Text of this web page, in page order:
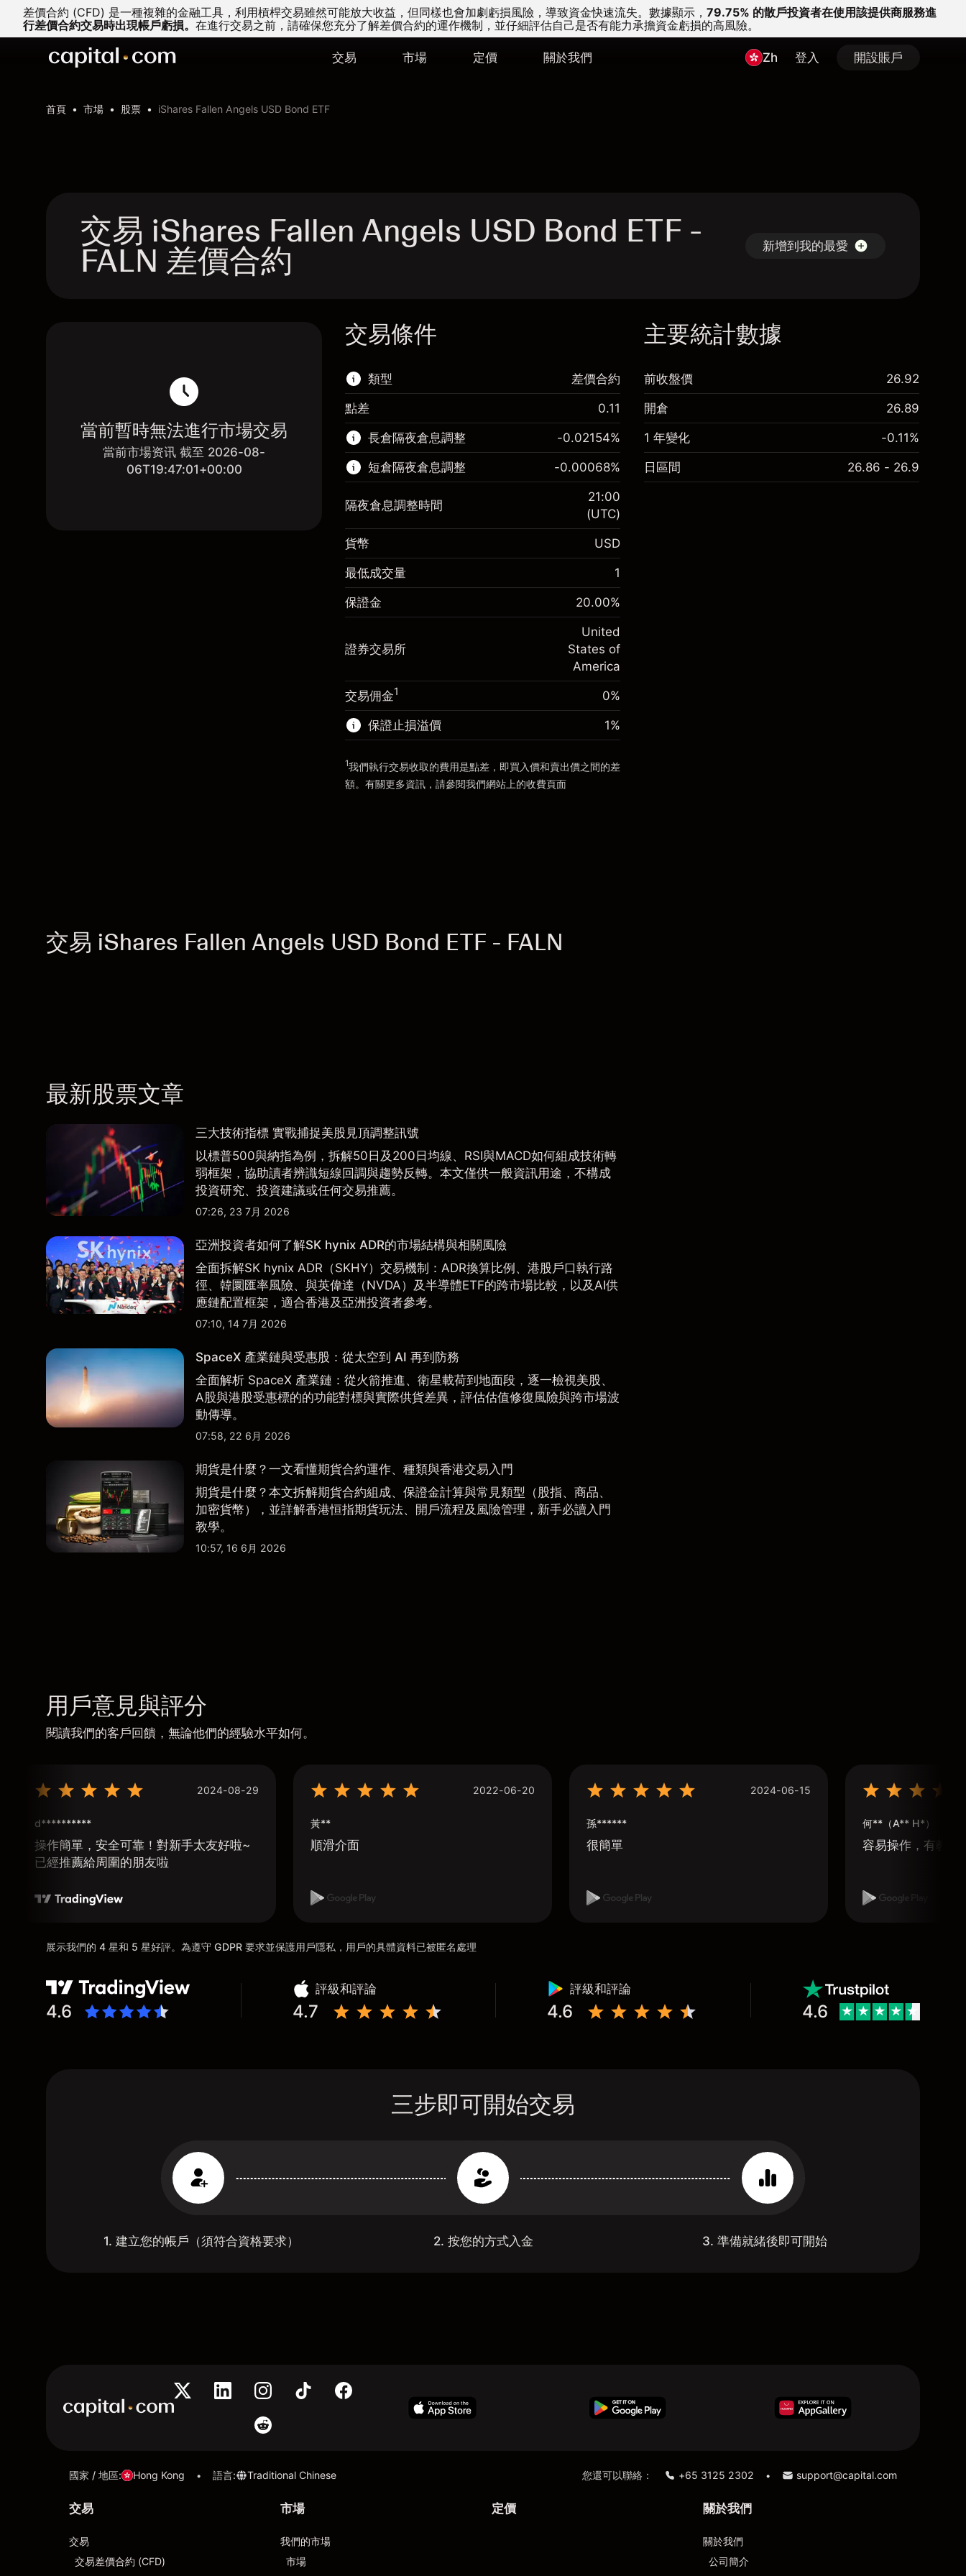
差價合約 (CFD) 是一種複雜的金融工具，利用槓桿交易雖然可能放大收益，但同樣也會加劇虧損風險，導致資金快速流失。 數據顯示， 79.75% 的散戶投資者在使用該提供商服務進
行差價合約交易時出現帳戶虧損。 在進行交易之前，請確保您充分了解差價合約的運作機制，並仔細評估自己是否有能力承擔資金虧損的高風險。
交易 市場 定價 關於我們 Zh 登入 開設賬戶
首頁 市場 股票 iShares Fallen Angels USD Bond ETF
交易 iShares Fallen Angels USD Bond ETF -
FALN 差價合約 新增到我的最愛
當前暫時無法進行市場交易
當前市場资讯 截至 2026-08-
06T19:47:01+00:00
交易條件
類型
該金融市場可進行差價合約交易。
了解更多：
差價合約
差價合約
點差 0.11
長倉隔夜倉息調整
$1,000.00
隔夜倉息
來自頭寸全值的費用
-0.02154
(-$1.08)
來自杠杆的資金 - 美元（大約值）
$4,000.00
前往平台
-0.02154%
短倉隔夜倉息調整
保證金。您的投資 $1,000.00
來自頭寸全值的費用
-0.000682
(-$0.03)
使用杠杆的交易規模（大約值）
$5,000.00
$4,000.00
前往平台
-0.00068%
隔夜倉息調整時間
21:00
(UTC)
貨幣 USD
最低成交量 1
保證金 20.00%
證券交易所
United
States of
America
交易佣金1 0%
保證止損溢價
「服務費用」
1%
1我們執行交易收取的費用是點差，即買入價和賣出價之間的差
額。有關更多資訊，請參閱我們網站上的收費頁面
主要統計數據
前收盤價 26.92
開倉 26.89
1 年變化 -0.11%
日區間 26.86 - 26.9
交易 iShares Fallen Angels USD Bond ETF - FALN
最新股票文章
三大技術指標 實戰捕捉美股見頂調整訊號
以標普500與納指為例，拆解50日及200日均線、RSI與MACD如何組成技術轉
弱框架，協助讀者辨識短線回調與趨勢反轉。本文僅供一般資訊用途，不構成
投資研究、投資建議或任何交易推薦。
07:26, 23 7月 2026
亞洲投資者如何了解SK hynix ADR的市場結構與相關風險
全面拆解SK hynix ADR（SKHY）交易機制：ADR換算比例、港股戶口執行路
徑、韓圜匯率風險、與英偉達（NVDA）及半導體ETF的跨市場比較，以及AI供
應鏈配置框架，適合香港及亞洲投資者參考。
07:10, 14 7月 2026
SpaceX 產業鏈與受惠股：從太空到 AI 再到防務
全面解析 SpaceX 產業鏈：從火箭推進、衛星載荷到地面段，逐一檢視美股、
A股與港股受惠標的的功能對標與實際供貨差異，評估估值修復風險與跨市場波
動傳導。
07:58, 22 6月 2026
期貨是什麼？一文看懂期貨合約運作、種類與香港交易入門
期貨是什麼？本文拆解期貨合約組成、保證金計算與常見類型（股指、商品、
加密貨幣），並詳解香港恒指期貨玩法、開戶流程及風險管理，新手必讀入門
教學。
10:57, 16 6月 2026
用戶意見與評分
閱讀我們的客戶回饋，無論他們的經驗水平如何。
2024-08-29
d**********
操作簡單，安全可靠！對新手太友好啦~
已經推薦給周圍的朋友啦
2022-06-20
黃**
順滑介面
2024-06-15
孫******
很簡單
何**（A** H*）
容易操作，有教學
展示我們的 4 星和 5 星好評。為遵守 GDPR 要求並保護用戶隱私，用戶的具體資料已被匿名處理
4.6
評級和評論
4.7
評級和評論
4.6 4.6
三步即可開始交易
1. 建立您的帳戶（須符合資格要求） 2. 按您的方式入金 3. 準備就緒後即可開始
國家 / 地區: Hong Kong • 語言: Traditional Chinese 您還可以聯絡： +65 3125 2302 • support@capital.com
交易
交易
交易差價合約 (CFD)
市場
我們的市場
市場
定價 關於我們
關於我們
公司簡介